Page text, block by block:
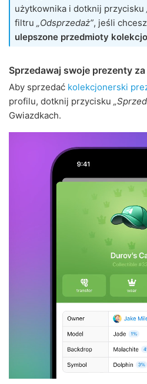
użytkownika i dotknij przycisku
filtru „Odsprzedaż”, jeśli
ulepszone przedmioty
Sprzedawaj swoje prezenty
Aby sprzedać kolekcjonerski
profilu, dotknij przycisku
Gwiazdkach.